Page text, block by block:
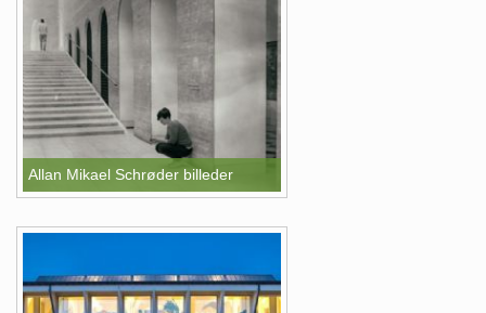
Allan Mikael Schrøder billeder